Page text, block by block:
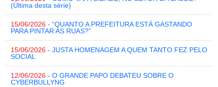
(Última desta série)
15/06/2026 - “QUANTO A PREFEITURA ESTÁ GASTANDO
PARA PINTAR AS RUAS?”
15/06/2026 - JUSTA HOMENAGEM A QUEM TANTO FEZ PELO
SOCIAL
12/06/2026 - O GRANDE PAPO DEBATEU SOBRE O
CYBERBULLYNG